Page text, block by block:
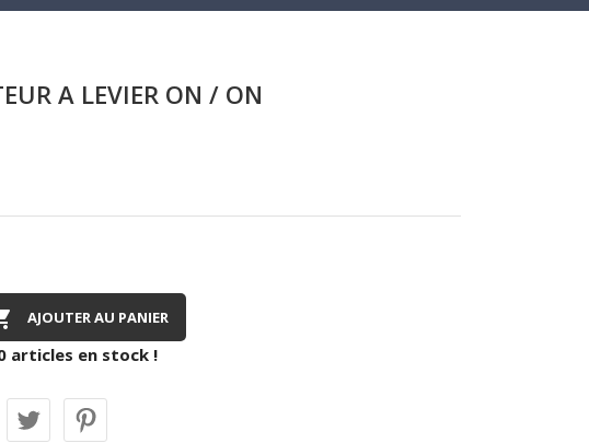
A LEVIER ON / ON
AJOUTER AU PANIER
articles en stock !